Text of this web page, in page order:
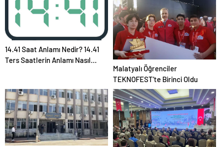
14.41 Saat Anlamı Nedir? 14.41
Ters Saatlerin Anlamı Nasıl
Malatyalı Öğrenciler
TEKNOFEST’te Birinci Oldu